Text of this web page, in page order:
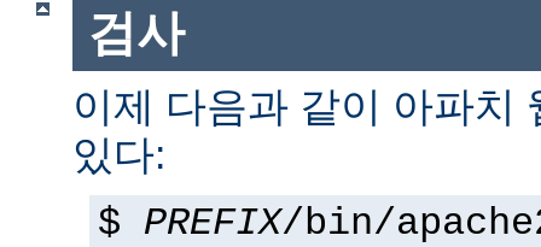
검사
이제 다음과 같이 아파치
있다:
$ PREFIX/bin/